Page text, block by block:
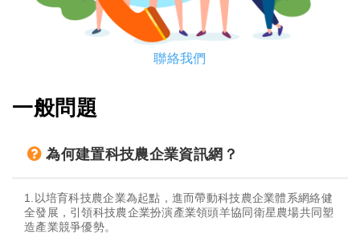
聯絡我們
一般問題
為何建置科技農企業資訊網？
1.以培育科技農企業為起點，進而帶動科技農企業體系網絡健
全發展，引領科技農企業扮演產業領頭羊協同衛星農場共同塑
造產業競爭優勢。